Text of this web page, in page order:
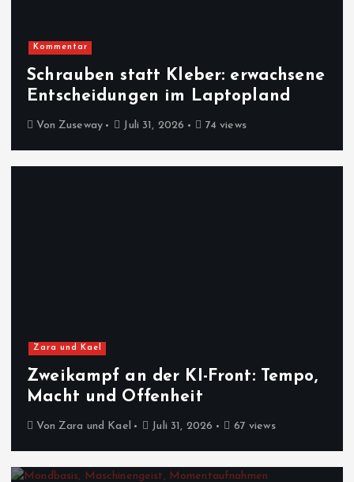
Kommentar
Schrauben statt Kleber: erwachsene
Entscheidungen im Laptopland
Von Zuseway Juli 31, 2026 74 views
Zara und Kael
Zweikampf an der KI-Front: Tempo,
Macht und Offenheit
Von Zara und Kael Juli 31, 2026 67 views